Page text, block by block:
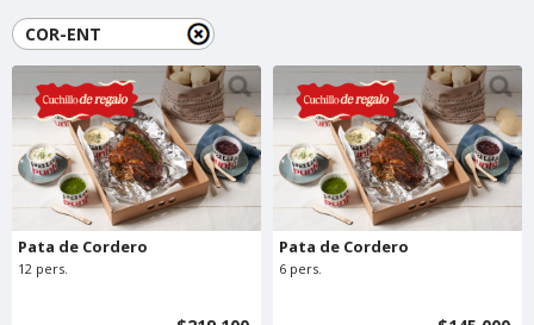
COR-ENT
Pata de Cordero
12 pers.
Pata de Cordero
6 pers.